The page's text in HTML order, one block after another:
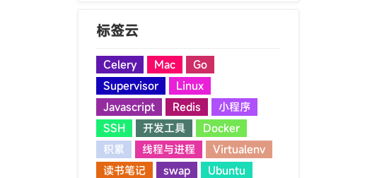
标签云
Celery Mac
Go
Supervisor
Linux
Javascript
Redis
小程序
SSH
开发工具
Docker
积累
线程与进程
Virtualenv
读书笔记
swap
Ubuntu